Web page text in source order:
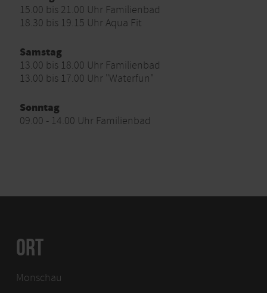
15.00 bis 21.00 Uhr Familienbad
18.30 bis 19.15 Uhr Aqua Fit
Samstag
13.00 bis 18.00 Uhr Familienbad
13.00 bis 17.00 Uhr "Waterfun"
Sonntag
09.00 - 14.00 Uhr Familienbad
ORT
Monschau